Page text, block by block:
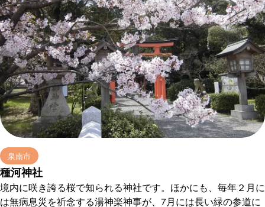
泉南市
種河神社
境内に咲き誇る桜で知られる神社です。ほかにも、毎年２月に
は無病息災を祈念する湯神楽神事が、7月には長い緑の参道に